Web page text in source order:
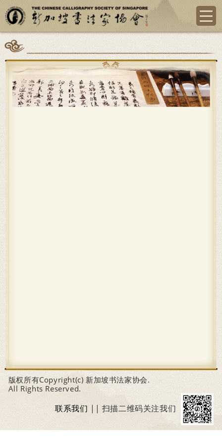
版权所有Copyright(c) 新加坡书法家协会.
All Rights Reserved.
联系我们 || 扫描二维码关注我们